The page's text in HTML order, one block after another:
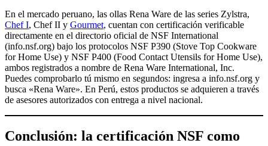
En el mercado peruano, las ollas Rena Ware de las series Zylstra,
Chef I, Chef II y Gourmet, cuentan con certificación verificable
directamente en el directorio oficial de NSF International
(info.nsf.org) bajo los protocolos NSF P390 (Stove Top Cookware
for Home Use) y NSF P400 (Food Contact Utensils for Home Use),
ambos registrados a nombre de Rena Ware International, Inc.
Puedes comprobarlo tú mismo en segundos: ingresa a info.nsf.org y
busca «Rena Ware». En Perú, estos productos se adquieren a través
de asesores autorizados con entrega a nivel nacional.
Conclusión: la certificación NSF como